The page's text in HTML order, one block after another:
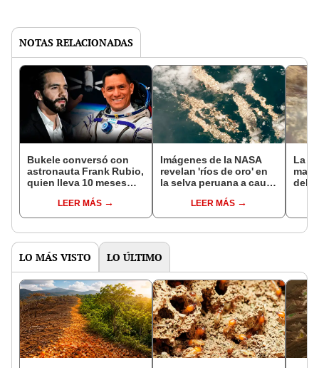
NOTAS RELACIONADAS
Bukele conversó con
astronauta Frank Rubio,
quien lleva 10 meses
¿qué se dijeron?
LEER MÁS
Imágenes de la NASA
revelan 'ríos de oro' en
la selva peruana a causa
LEER MÁS
La
del
LO MÁS VISTO LO ÚLTIMO